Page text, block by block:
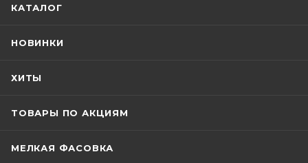
КАТАЛОГ
НОВИНКИ
ХИТЫ
ТОВАРЫ ПО АКЦИЯМ
МЕЛКАЯ ФАСОВКА